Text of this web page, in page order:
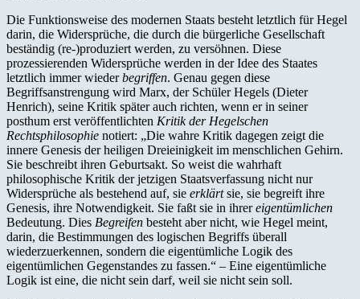
Die Funktionsweise des modernen Staats besteht letztlich für Hegel
darin, die Widersprüche, die durch die bürgerliche Gesellschaft
beständig (re-)produziert werden, zu versöhnen. Diese
prozessierenden Widersprüche werden in der Idee des Staates
letztlich immer wiederbegriffen. Genau gegen diese
Begriffsanstrengung wird Marx, der Schüler Hegels (Dieter
Henrich), seine Kritik später auch richten, wenn er in seiner
posthum erst veröffentlichten Kritik der Hegelschen
Rechtsphilosophie notiert: „Die wahre Kritik dagegen zeigt die
innere Genesis der heiligen Dreieinigkeit im menschlichen Gehirn.
Sie beschreibt ihren Geburtsakt. So weist die wahrhaft
philosophische Kritik der jetzigen Staatsverfassung nicht nur
Widersprüche als bestehend auf, sie erklärtsie, sie begreift ihre
Genesis, ihre Notwendigkeit. Sie faßt sie in ihrereigentümlichen
Bedeutung. Dies Begreifen besteht aber nicht, wie Hegel meint,
darin, die Bestimmungen des logischen Begriffs überall
wiederzuerkennen, sondern die eigentümliche Logik des
eigentümlichen Gegenstandes zu fassen.“ – Eine eigentümliche
Logik ist eine, die nicht sein darf, weil sie nicht sein soll.